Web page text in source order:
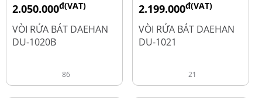
2.050.000đ(VAT)
2.600.000
VÒI RỬA BÁT DAEHAN
DU-1020B
86
2.199.000đ(VAT)
2.900.000
VÒI RỬA BÁT DAEHAN
DU-1021
21